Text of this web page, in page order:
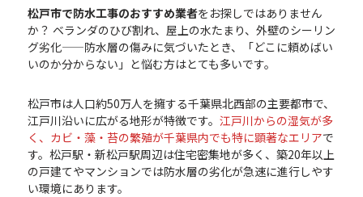
松戸市で防水工事のおすすめ業者をお探しではありません
か？ ベランダのひび割れ、屋上の水たまり、外壁のシーリン
グ劣化——防水層の傷みに気づいたとき、「どこに頼めばい
いのか分からない」と悩む方はとても多いです。
松戸市は人口約50万人を擁する千葉県北西部の主要都市で、
江戸川沿いに広がる地形が特徴です。 江戸川からの湿気が多
く、カビ・藻・苔の繁殖が千葉県内でも特に顕著なエリアで
す。松戸駅・新松戸駅周辺は住宅密集地が多く、築20年以上
の戸建てやマンションでは防水層の劣化が急速に進行しやす
い環境にあります。